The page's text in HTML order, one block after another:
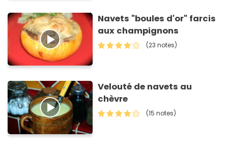
Navets "boules d'or" farcis
aux champignons
(23 notes)
Velouté de navets au
chèvre
(15 notes)